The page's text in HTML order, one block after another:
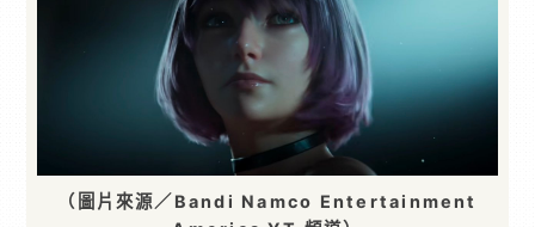
（圖片來源／Bandi Namco Entertainment